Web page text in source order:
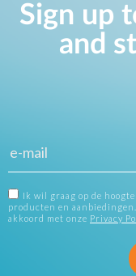
Sign up
and
Ik wil graag op de
producten en
akkoord met onze Privacy